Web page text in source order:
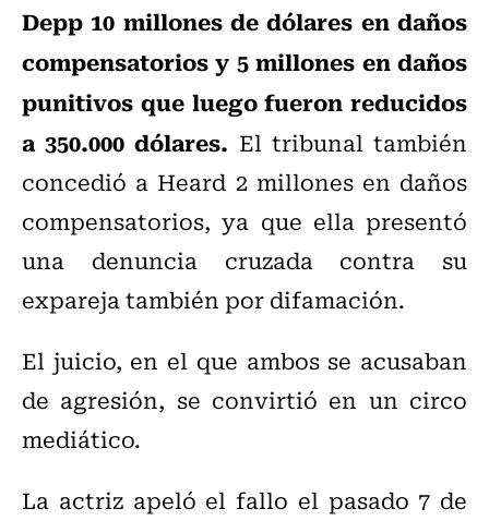
Depp 10 millones de dólares en daños
compensatorios y 5 millones en daños
punitivos que luego fueron reducidos
a 350.000 dólares. El tribunal también
concedió a Heard 2 millones en daños
compensatorios, ya que ella presentó
una denuncia cruzada contra su
expareja también por difamación.
El juicio, en el que ambos se acusaban
de agresión, se convirtió en un circo
mediático.
La actriz apeló el fallo el pasado 7 de